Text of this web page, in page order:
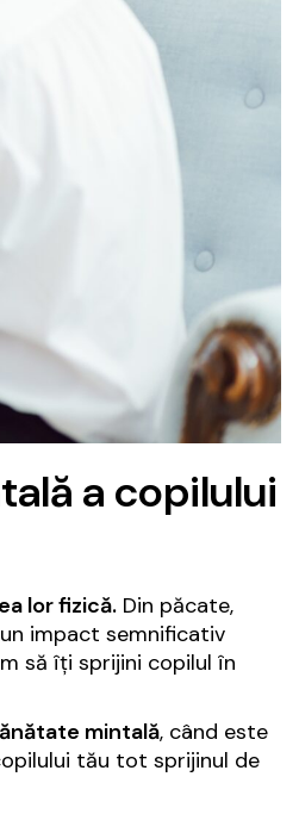
a copilului
lor fizică. Din păcate,
impact semnificativ
să îți sprijini copilul în
mintală, când este
tău tot sprijinul de